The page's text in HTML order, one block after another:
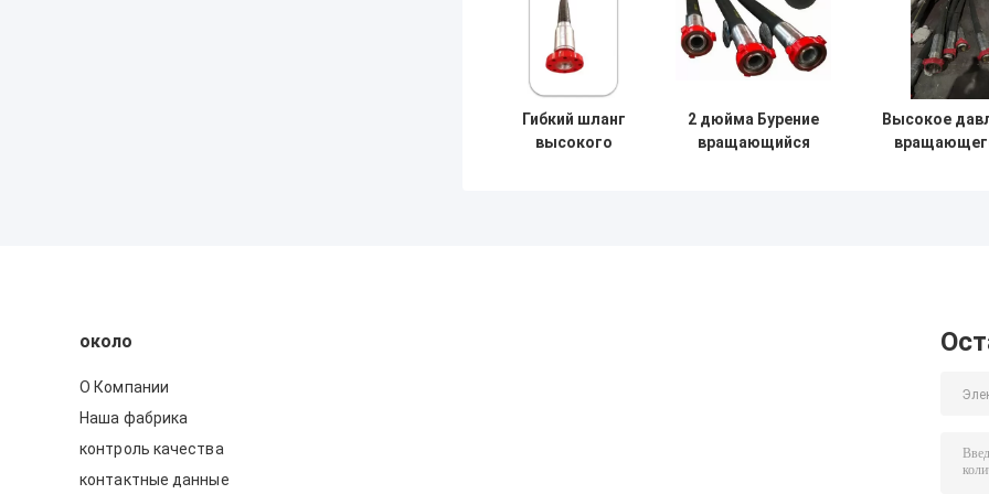
Гибкий шланг
высокого
2 дюйма Бурение
вращающийся
Высокое
около
О Компании
Наша фабрика
контроль качества
контактные данные